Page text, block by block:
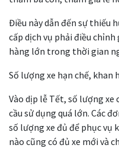
Điều này dẫn đến sự thiếu
cấp dịch vụ phải điều
hàng lớn trong thời gian
Số lượng xe hạn chế, khan
Vào dịp lễ Tết, số lượng
cầu sử dụng quá lớn. Các
số lượng xe đủ để phục vụ
nào cũng có đủ xe mới và